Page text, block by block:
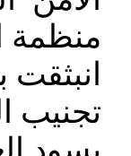
منظمة
تجنيب